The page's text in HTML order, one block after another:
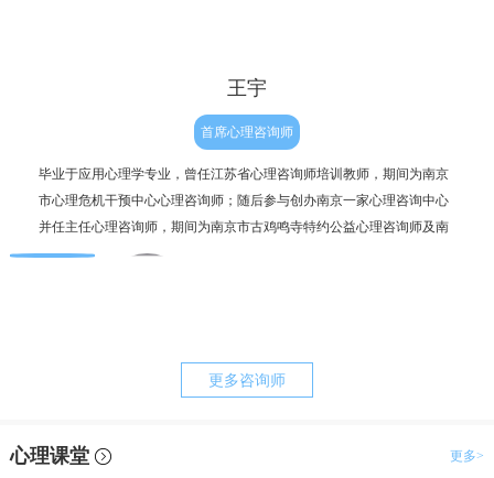
王宇
首席心理咨询师
毕业于应用心理学专业，曾任江苏省心理咨询师培训教师，期间为南京
市心理危机干预中心心理咨询师；随后参与创办南京一家心理咨询中心
并任主任心理咨询师，期间为南京市古鸡鸣寺特约公益心理咨询师及南
京市职工心理咨询服务中心副主任。咨询案例过两千例，治疗时长超一
更多咨询师
心理课堂 更多>